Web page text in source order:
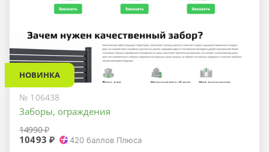
НОВИНКА
№ 106438
Заборы, ограждения
14990 ₽
10493 ₽ 420 баллов Плюса